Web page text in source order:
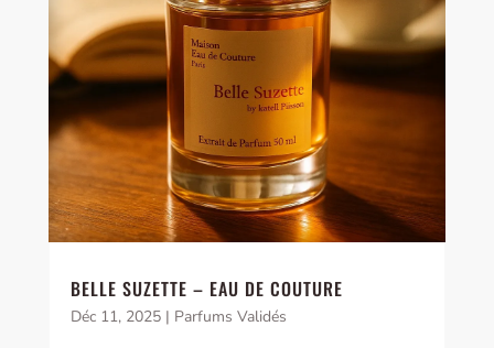
BELLE SUZETTE – EAU DE COUTURE
Déc 11, 2025| Parfums Validés